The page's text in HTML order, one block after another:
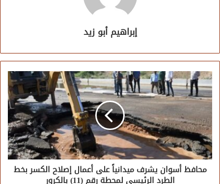
إبراهيم أبو زيد
محافظ أسوان يشرف ميدانياً على أعمال إصلاح الكسر بخط
الطرد الرئيسى لمحطة رقم (11) بالكرور